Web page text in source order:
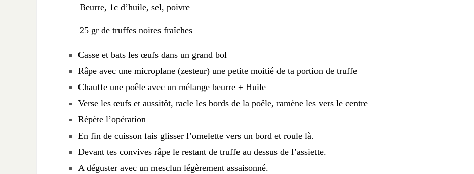
Beurre, 1c d’huile, sel, poivre
25 gr de truffes noires fraîches
Casse et bats les œufs dans un grand bol
Râpe avec une microplane (zesteur) une petite moitié de ta portion de truffe
Chauffe une poêle avec un mélange beurre + Huile
Verse les œufs et aussitôt, racle les bords de la poêle, ramène les vers le centre
Répète l’opération
En fin de cuisson fais glisser l’omelette vers un bord et roule là.
Devant tes convives râpe le restant de truffe au dessus de l’assiette.
A déguster avec un mesclun légèrement assaisonné.